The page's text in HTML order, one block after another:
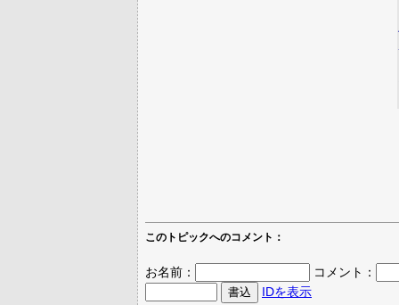
このトピックへのコメント：
お名前：
コメント：
IDを表示